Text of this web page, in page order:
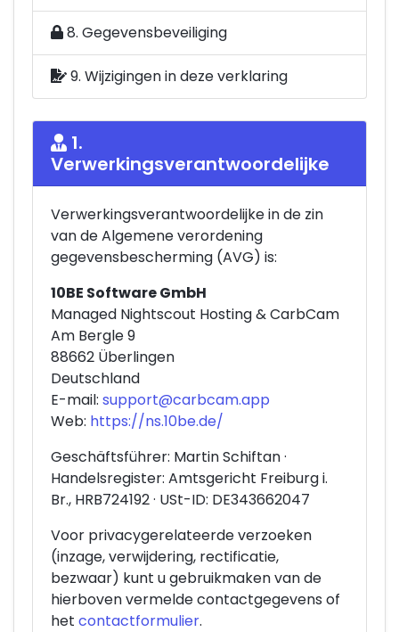
8. Gegevensbeveiliging
9. Wijzigingen in deze verklaring
1.
Verwerkingsverantwoordelijke
Verwerkingsverantwoordelijke in de zin
van de Algemene verordening
gegevensbescherming (AVG) is:
10BE Software GmbH
Managed Nightscout Hosting & CarbCam
Am Bergle 9
88662 Überlingen
Deutschland
E-mail: support@carbcam.app
Web: https://ns.10be.de/
Geschäftsführer: Martin Schiftan ·
Handelsregister: Amtsgericht Freiburg i.
Br., HRB724192 · USt-ID: DE343662047
Voor privacygerelateerde verzoeken
(inzage, verwijdering, rectificatie,
bezwaar) kunt u gebruikmaken van de
hierboven vermelde contactgegevens of
het contactformulier.